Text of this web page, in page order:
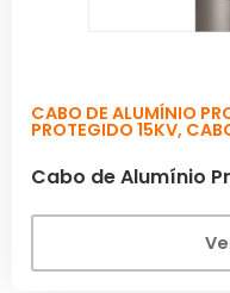
CABO DE ALUMÍNIO
PROTEGIDO 15KV,
Cabo de Alumínio